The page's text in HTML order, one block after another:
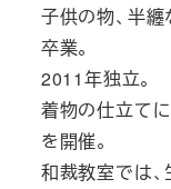
子供の物、半
卒業。
2011年独立。
着物の仕立て
を開催。
和裁教室では、